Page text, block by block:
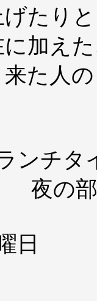
たり
加え
た人
ンチタ
日